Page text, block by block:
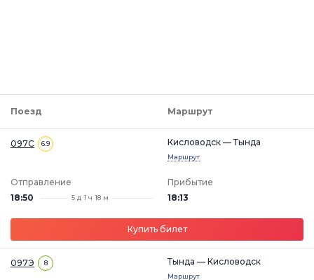
Поезд Маршрут
097С 6.9 Кисловодск — Тында
Маршрут
Отправление
18:50
5 д 1 ч 18 м
Прибытие
18:13
Купить билет
097Э 8 Тында — Кисловодск
Маршрут